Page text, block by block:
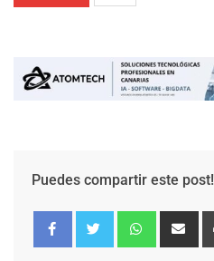
Puedes compartir este post!